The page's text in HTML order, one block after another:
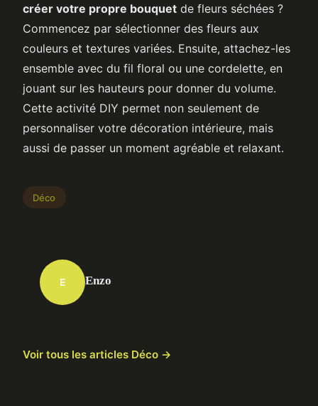
créer votre propre bouquet de fleurs séchées ?
Commencez par sélectionner des fleurs aux
couleurs et textures variées. Ensuite, attachez-les
ensemble avec du fil floral ou une cordelette, en
jouant sur les hauteurs pour donner du volume.
Cette activité DIY permet non seulement de
personnaliser votre décoration intérieure, mais
aussi de passer un moment agréable et relaxant.
Déco
E Enzo
Voir tous les articles Déco →